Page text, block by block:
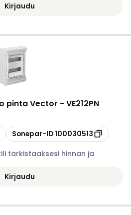
Kirjaudu
pinta Vector - VE212PN
Kopioi
Sonepar-ID100030513
tarkistaaksesi hinnan ja
Kirjaudu